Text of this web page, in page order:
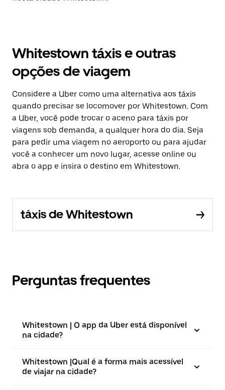
Whitestown táxis e outras
opções de viagem
Considere a Uber como uma alternativa aos táxis
quando precisar se locomover por Whitestown. Com
a Uber, você pode trocar o aceno para táxis por
viagens sob demanda, a qualquer hora do dia. Seja
para pedir uma viagem no aeroporto ou para ajudar
você a conhecer um novo lugar, acesse online ou
abra o app e insira o destino em Whitestown.
táxis de Whitestown
Perguntas frequentes
Whitestown | O app da Uber está disponível
na cidade?
Whitestown |⁠Qual é a forma mais acessível
de viajar na cidade?